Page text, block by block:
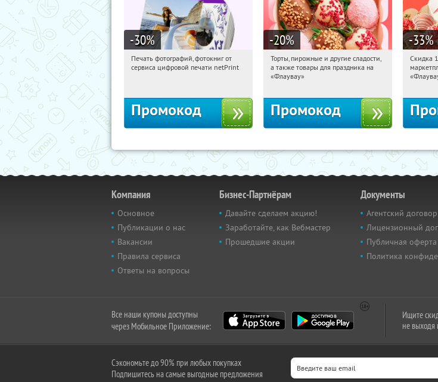
-30%
04:08:23 Получили:
Печать фотографий, фотокниг от
сервиса цифровой печати netPrint
Промокод
-20%
04:08:23 Получили:
Россия
Торты, пирожные и другие сладости,
а также товары для праздника на
«Флаувау»
Промокод
-33%
Россия
Скидка
Компания
Основное
Публикации о нас
Вакансии
Правила сервиса
Ответы на вопросы
Бизнес-Партнёрам
Давайте сделаем акцию!
Заработайте, как Вебмастер
Прошедшие акции
Документы
Агентский договор
Лицензионный
Публичная оферта
Политика
Все наши купоны доступны
через Мобильное Приложение:
Ищите
не выходя
Сэкономьте до 90% при любых покупках
Подпишитесь на самые выгодные предложения